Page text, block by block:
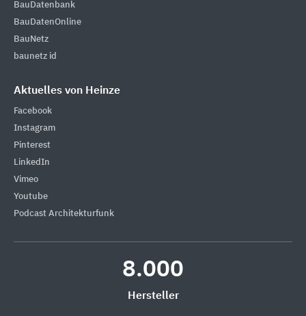
BauDatenbank
BauDatenOnline
BauNetz
baunetz id
Aktuelles von Heinze
Facebook
Instagram
Pinterest
LinkedIn
Vimeo
Youtube
Podcast Architekturfunk
8.000
Hersteller